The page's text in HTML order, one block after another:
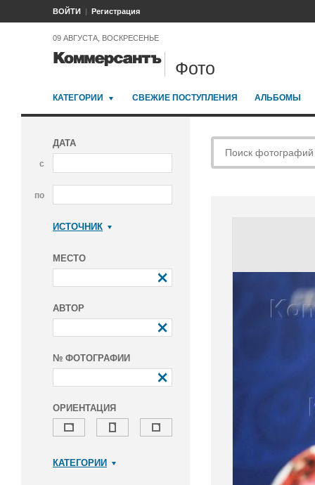
ВОЙТИ Регистрация
09 АВГУСТА, ВОСКРЕСЕНЬЕ
Фото
КАТЕГОРИИ СВЕЖИЕ ПОСТУПЛЕНИЯ АЛЬБОМЫ
ДАТА
с
по
ИСТОЧНИК
МЕСТО
АВТОР
№ ФОТОГРАФИИ
ОРИЕНТАЦИЯ
КАТЕГОРИИ